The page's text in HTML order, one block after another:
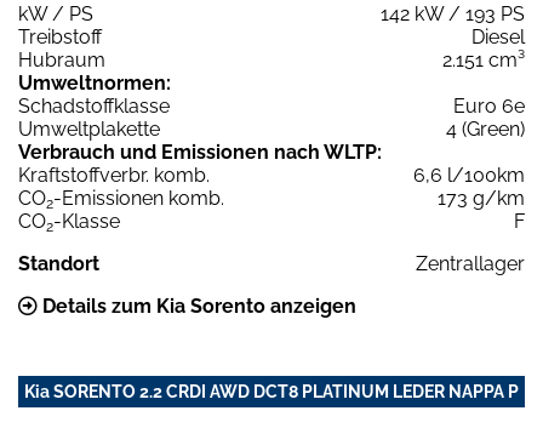
kW / PS
142 kW / 193 PS
Treibstoff
Diesel
Hubraum
2.151 cm³
Umweltnormen:
Schadstoffklasse
Euro 6e
Umweltplakette
4 (Green)
Verbrauch und Emissionen nach WLTP:
Kraftstoffverbr. komb.
6,6 l/100km
CO2-Emissionen komb.
173 g/km
CO2-Klasse
F
Standort
Zentrallager
Details zum Kia Sorento anzeigen
Kia SORENTO 2.2 CRDI AWD DCT8 PLATINUM LEDER NAPPA P